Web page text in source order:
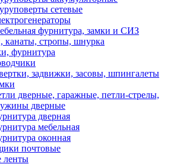
сетевые
фурнитура, замки и СИЗ
канаты, стропы, шнурка
фурнитура
задвижки, засовы, шпингалеты
дверные, гаражные, петли-стрелы,
дверные
дверная
мебельная
оконная
почтовые
ленты